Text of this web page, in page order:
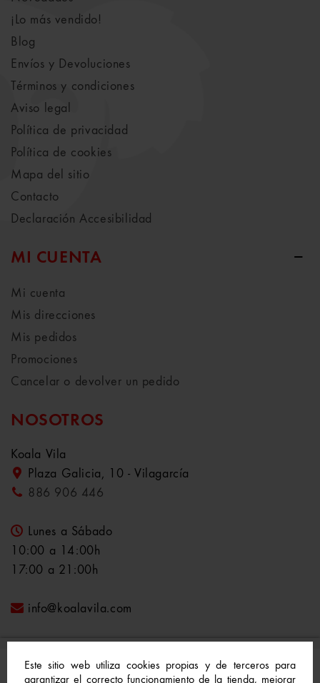
Este sitio web utiliza cookies propias y de terceros para
garantizar el correcto funcionamiento de la tienda, mejorar
¡Lo más vendido!
Blog
Envíos y Devoluciones
Términos y condiciones
Aviso legal
Política de privacidad
Política de cookies
Mapa del sitio
Contacto
Declaración Accesibilidad
MI CUENTA
Mi cuenta
Mis direcciones
Mis pedidos
Promociones
Cancelar o devolver un pedido
NOSOTROS
Koala Vila
Plaza Galicia, 10 - Vilagarcía
886 906 446
Lunes a Sábado
10:00 a 14:00h
17:00 a 21:00h
info@koalavila.com